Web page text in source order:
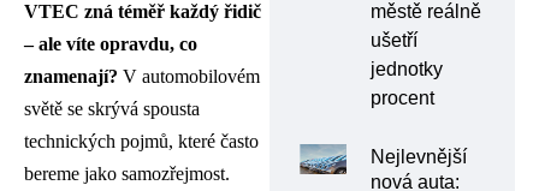
VTEC zná téměř každý řidič
– ale víte opravdu, co
znamenají? V automobilovém
světě se skrývá spousta
technických pojmů, které často
bereme jako samozřejmost.
městě reálně
ušetří
jednotky
procent
Nejlevnější
nová auta: